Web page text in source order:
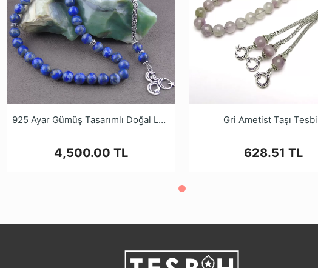
925 Ayar Gümüş Tasarımlı Doğal Lapis Taşı Tesbih
4,500.00 TL
Gri Ametist Taşı
628.51 TL